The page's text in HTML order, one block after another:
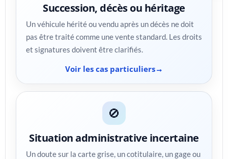
Succession, décès ou héritage
Un véhicule hérité ou vendu après un décès ne doit
pas être traité comme une vente standard. Les droits
et signatures doivent être clarifiés.
Voir les cas particuliers
🚫
Situation administrative incertaine
Un doute sur la carte grise, un cotitulaire, un gage ou